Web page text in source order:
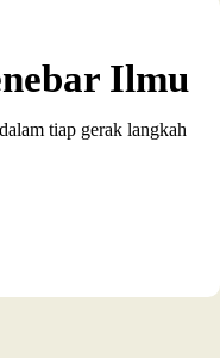
Ilmu
tiap gerak langkah